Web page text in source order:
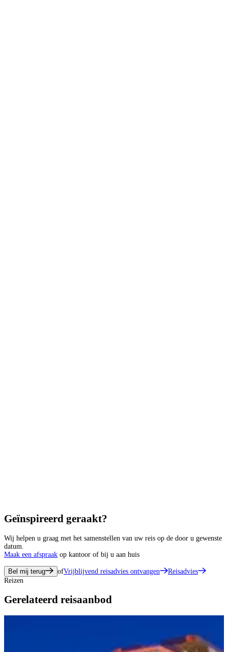
Geïnspireerd geraakt?
Wij helpen u graag met het samenstellen van uw reis op de door u gewenste
datum.
Maak een afspraak op kantoor of bij u aan huis
Bel mij terug ofVrijblijvend reisadvies ontvangen
Reisadvies
Reizen
Gerelateerd reisaanbod